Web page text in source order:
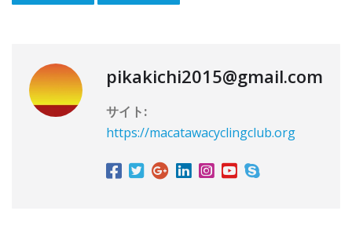
pikakichi2015@gmail.com
サイト:
https://macatawacyclingclub.org